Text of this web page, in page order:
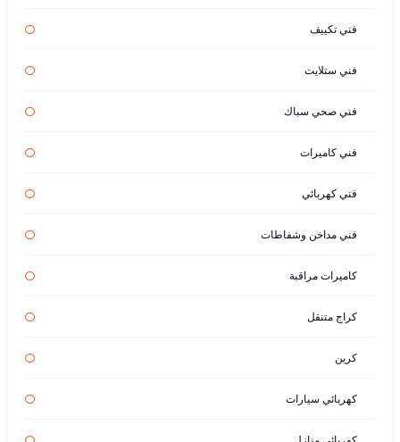
فني تكييف
فني ستلايت
فني صحي سباك
فني كاميرات
فني كهربائي
فني مداخن وشفاطات
كاميرات مراقبة
كراج متنقل
كرين
كهربائي سيارات